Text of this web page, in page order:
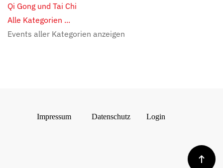
Qi Gong und Tai Chi
Alle Kategorien ...
Events aller Kategorien anzeigen
Impressum Datenschutz Login